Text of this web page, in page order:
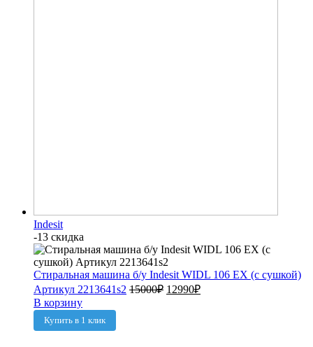
Indesit
-13 скидка
Стиральная машина б/у Indesit WIDL 106 EX (с сушкой)
Артикул 2213641s2 15000₽ 12990₽
В корзину
Купить в 1 клик